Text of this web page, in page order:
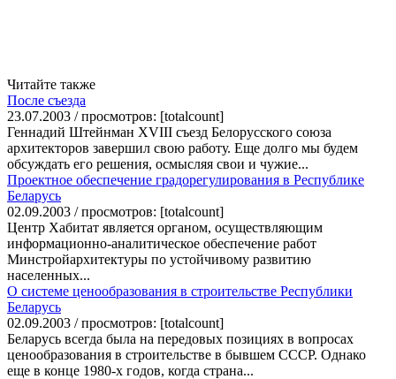
Читайте также
После съезда
23.07.2003 / просмотров: [totalcount]
Геннадий Штейнман XVIII съезд Белорусского союза
архитекторов завершил свою работу. Еще долго мы будем
обсуждать его решения, осмысляя свои и чужие...
Проектное обеспечение градорегулирования в Республике
Беларусь
02.09.2003 / просмотров: [totalcount]
Центр Хабитат является органом, осуществляющим
информационно-аналитическое обеспечение работ
Минстройархитектуры по устойчивому развитию
населенных...
О системе ценообразования в строительстве Республики
Беларусь
02.09.2003 / просмотров: [totalcount]
Беларусь всегда была на передовых позициях в вопросах
ценообразования в строительстве в бывшем СССР. Однако
еще в конце 1980-х годов, когда страна...